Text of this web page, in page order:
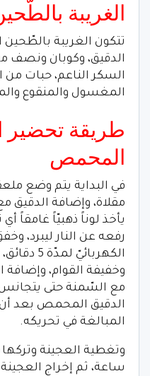
الغريبة
الدقيق، وكوبان ونصف
السكر الناعم، حبات
المغسول والمنقوع
طريقة تحضير
المحمص
في البداية يتم وضع
مقلاة، وإضافة الدقيق
يأخذ لوناً ذهبيّاً غامقاً
رفعه عن النار ليبرد،
وخفيفة القوام، وإضافة
مع السّمنة حتى
الدقيق المحمص بعد
المبالغة في تحريكه.
وتغطية العجينة
ساعة، ثم إخراج